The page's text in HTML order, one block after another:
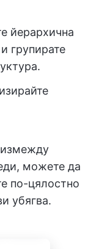
йерархична
групирате
можете да
по-цялостно
убягва.